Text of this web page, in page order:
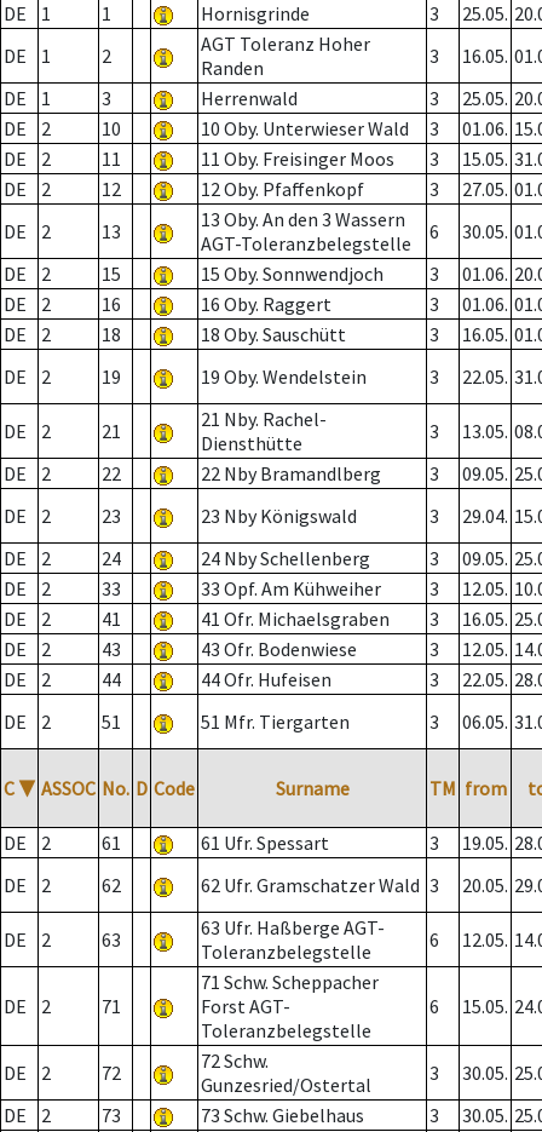
DE 1 1 Hornisgrinde 3 25.05.
DE
1 2
AGT Toleranz Hoher
Randen
3 16.05.
DE
1 3 Herrenwald 3 25.05.
DE
2 10 10 Oby. Unterwieser Wald 3 01.06.
DE
2 11 11 Oby. Freisinger Moos 3 15.05.
DE
2 12 12 Oby. Pfaffenkopf 3 27.05.
DE
2 13
13 Oby. An den 3 Wassern
AGT-Toleranzbelegstelle
6 30.05.
DE
2 15 15 Oby. Sonnwendjoch 3 01.06.
DE
2 16 16 Oby. Raggert 3 01.06.
DE
2 18 18 Oby. Sauschütt 3 16.05.
DE
2 19 19 Oby. Wendelstein 3 22.05.
DE 2 21
21 Nby. Rachel-
Diensthütte
3 13.05.
DE
2 22 22 Nby Bramandlberg 3 09.05.
DE
2 23 23 Nby Königswald 3 29.04.
DE
2 24 24 Nby Schellenberg 3 09.05.
DE
2 33 33 Opf. Am Kühweiher 3 12.05.
DE
2 41 41 Ofr. Michaelsgraben 3 16.05.
DE
2 43 43 Ofr. Bodenwiese 3 12.05.
DE
2 44 44 Ofr. Hufeisen 3 22.05.
DE
2 51 51 Mfr. Tiergarten 3 06.05.
C ▼ ASSOC No. D Code Surname TM from
DE 2 61 61 Ufr. Spessart 3 19.05.
DE
2 62 62 Ufr. Gramschatzer Wald 3 20.05.
DE 2 63
63 Ufr. Haßberge AGT-
Toleranzbelegstelle
6 12.05.
DE 2 71
71 Schw. Scheppacher
Forst AGT-
Toleranzbelegstelle
6 15.05.
DE 2 72
72 Schw.
Gunzesried/Ostertal
3 30.05.
DE
2 73 73 Schw. Giebelhaus 3 30.05.